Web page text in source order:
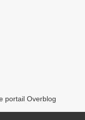
portail Overblog